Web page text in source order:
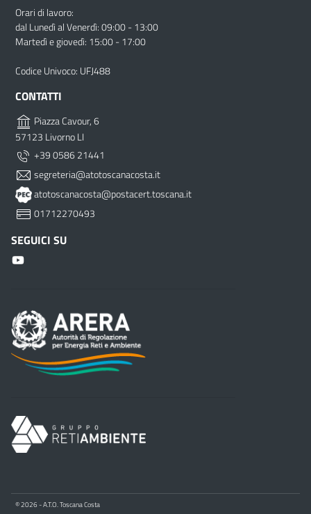
Orari di lavoro:
dal Lunedì al Venerdì: 09:00 - 13:00
Martedì e giovedì: 15:00 - 17:00
Codice Univoco: UFJ488
CONTATTI
Piazza Cavour, 6
57123 Livorno LI
+39 0586 21441
segreteria@atotoscanacosta.it
atotoscanacosta@postacert.toscana.it
01712270493
SEGUICI SU
© 2026 - A.T.O. Toscana Costa